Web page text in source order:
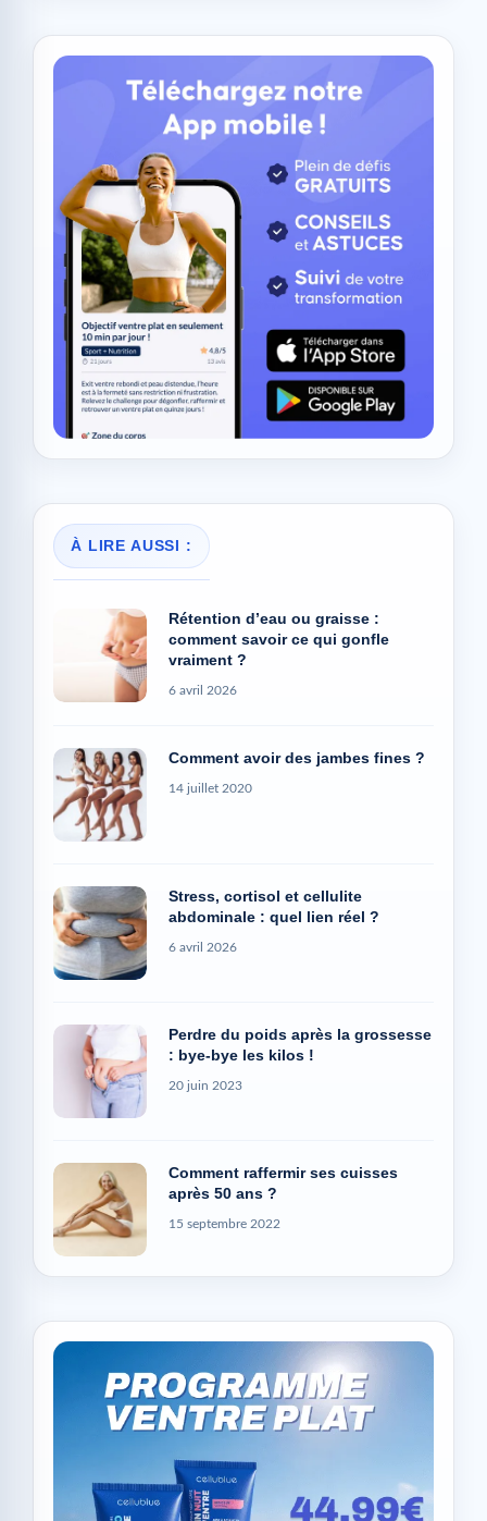
À LIRE AUSSI :
Rétention d’eau ou graisse :
comment savoir ce qui gonfle
vraiment ?
6 avril 2026
Comment avoir des jambes fines ?
14 juillet 2020
Stress, cortisol et cellulite
abdominale : quel lien réel ?
6 avril 2026
Perdre du poids après la grossesse
: bye-bye les kilos !
20 juin 2023
Comment raffermir ses cuisses
après 50 ans ?
15 septembre 2022